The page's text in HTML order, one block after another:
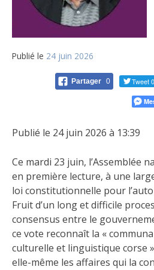
Publié le 24 juin 2026
Partager 0 Tweet 0
Publié le 24 juin 2026 à 13:39
Ce mardi 23 juin, l’Assemblée
en première lecture, à une
loi constitutionnelle pour
Fruit d’un long et difficile
consensus entre le
ce vote reconnaît la «
culturelle et linguistique corse
elle-même les affaires qui la